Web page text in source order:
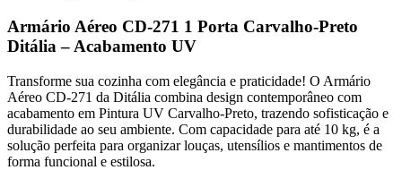
Armário Aéreo CD-271 1 Porta Carvalho-Preto
Ditália – Acabamento UV
Transforme sua cozinha com elegância e praticidade! O Armário
Aéreo CD-271 da Ditália combina design contemporâneo com
acabamento em Pintura UV Carvalho-Preto, trazendo sofisticação e
durabilidade ao seu ambiente. Com capacidade para até 10 kg, é a
solução perfeita para organizar louças, utensílios e mantimentos de
forma funcional e estilosa.